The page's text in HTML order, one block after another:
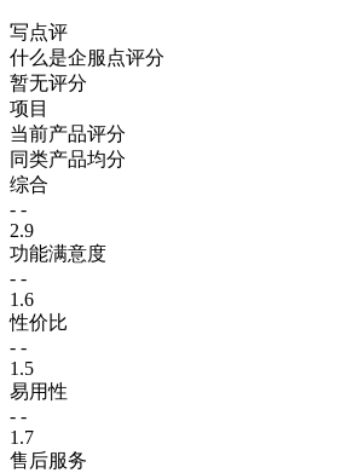
写点评
什么是企服点评分
暂无评分
项目
当前产品评分
同类产品均分
综合
- -
2.9
功能满意度
- -
1.6
性价比
- -
1.5
易用性
- -
1.7
售后服务